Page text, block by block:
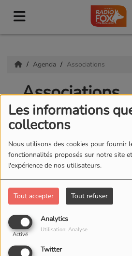
Les informations
collectons
Nous utilisons des cookies pour fournir
fonctionnalités proposés sur notre site
l'expérience de nos utilisateurs.
Tout accepter Tout refuser
Analytics
Activé
Utilisation: Analyse
Twitter
Agenda Associations
Associations